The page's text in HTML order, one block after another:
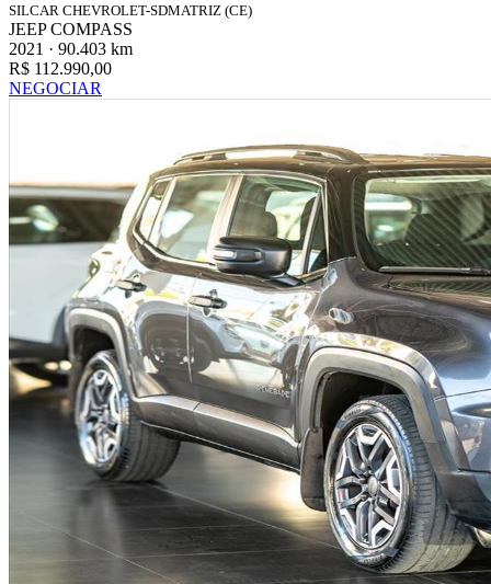
SILCAR CHEVROLET-SDMATRIZ (CE)
JEEP COMPASS
2021 · 90.403 km
R$ 112.990,00
NEGOCIAR